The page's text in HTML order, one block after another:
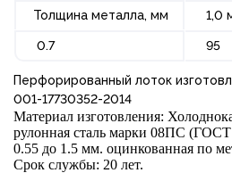
Толщина металла, мм 1,0
0.7 95
Перфорированный лоток
001-17730352-2014
Материал изготовления:
рулонная сталь марки 08ПС
0.55 до 1.5 мм. оцинкованная по
Срок службы: 20 лет.